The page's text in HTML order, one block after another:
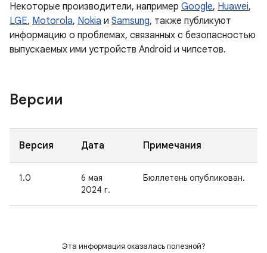
Некоторые производители, например Google, Huawei,
LGE, Motorola, Nokia и Samsung, также публикуют
информацию о проблемах, связанных с безопасностью
выпускаемых ими устройств Android и чипсетов.
Версии
Версия Дата Примечания
1.0
6 мая
2024 г.
Бюллетень опубликован.
Эта информация оказалась полезной?